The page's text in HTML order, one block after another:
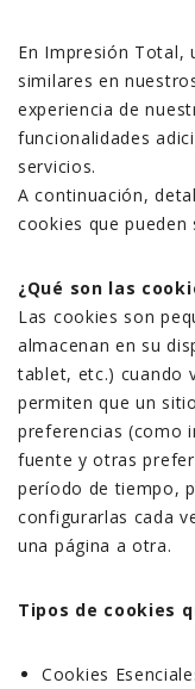
En Impresión Total,
similares en
experiencia de
funcionalidades
servicios.
A continuación,
cookies que
¿Qué son las
Las cookies son
almacenan en su
tablet, etc.) cuando
permiten que un
preferencias (como
fuente y otras
período de tiempo,
configurarlas cada
una página a otra.
Tipos de cookies
Cookies